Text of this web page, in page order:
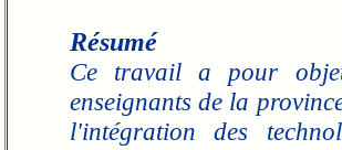
Résumé
Ce travail a pour
enseignants de la
l'intégration des